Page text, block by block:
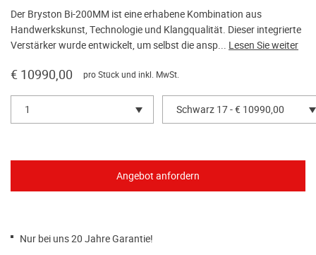
Der Bryston Bi-200MM ist eine erhabene Kombination aus
Handwerkskunst, Technologie und Klangqualität. Dieser integrierte
Verstärker wurde entwickelt, um selbst die ansp... Lesen Sie weiter
€ 10990,00 pro Stück und inkl. MwSt.
1 Schwarz 17 - € 10990,00
Nur bei uns 20 Jahre Garantie!